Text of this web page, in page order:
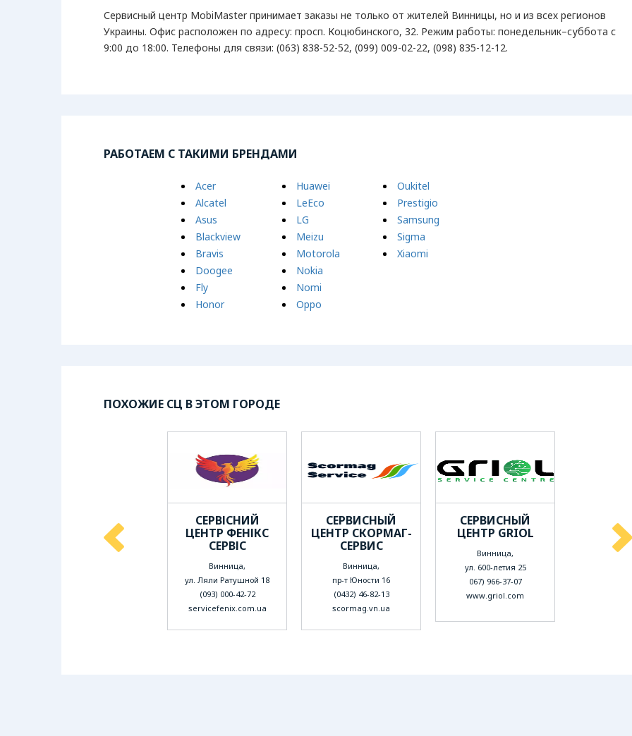
Сервисный центр MobiMaster принимает заказы не только от жителей Винницы, но и из всех регионов
Украины. Офис расположен по адресу: просп. Коцюбинского, 32. Режим работы: понедельник–суббота с
9:00 до 18:00. Телефоны для связи: (063) 838-52-52, (099) 009-02-22, (098) 835-12-12.
РАБОТАЕМ С ТАКИМИ БРЕНДАМИ
Acer
Alcatel
Asus
Blackview
Bravis
Doogee
Fly
Honor
Huawei
LeEco
LG
Meizu
Motorola
Nokia
Nomi
Oppo
Oukitel
Prestigio
Samsung
Sigma
Xiaomi
ПОХОЖИЕ СЦ В ЭТОМ ГОРОДЕ
COMPUTER
SERVICE ″IT
COMPANY
СЕРВІСНИЙ
ЦЕНТР ФЕНІКС
СЕРВІС
Винница,
ул. Ляли Ратушной 18
(093) 000-42-72
servicefenix.com.ua
СЕРВИСНЫЙ
ЦЕНТР СКОРМАГ-
СЕРВИС
Винница,
пр-т Юности 16
(0432) 46-82-13
scormag.vn.ua
СЕРВИСНЫЙ
ЦЕНТР GRIOL
Винница,
ул. 600-летия 25
067) 966-37-07
www.griol.com